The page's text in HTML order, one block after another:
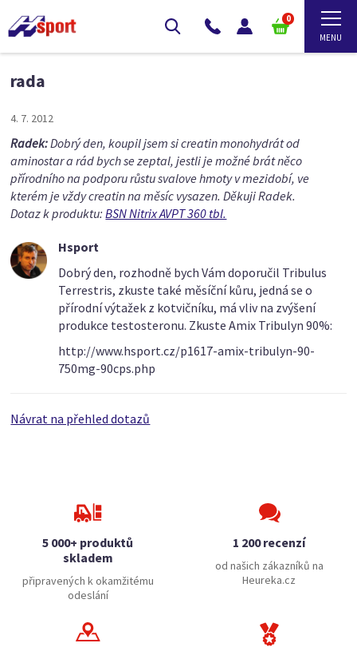
0
rada
4. 7. 2012
Radek:Dobrý den, koupil jsem si creatin monohydrát od
aminostar a rád bych se zeptal, jestli je možné brát něco
přírodního na podporu růstu svalove hmoty v mezidobí, ve
kterém je vždy creatin na měsíc vysazen. Děkuji Radek.
Dotaz k produktu:BSN Nitrix AVPT 360 tbl.
Hsport
Dobrý den, rozhodně bych Vám doporučil Tribulus
Terrestris, zkuste také měsíční kůru, jedná se o
přírodní výtažek z kotvičníku, má vliv na zvýšení
produkce testosteronu. Zkuste Amix Tribulyn 90%:
http://www.hsport.cz/p1617-amix-tribulyn-90-
750mg-90cps.php
Návrat na přehled dotazů
5 000+ produktů
skladem
připravených k okamžitému
odeslání
1 200 recenzí
od našich zákazníků na
Heureka.cz